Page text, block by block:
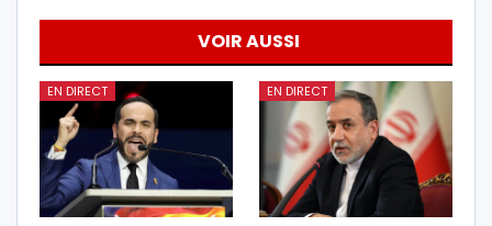
VOIR AUSSI
EN DIRECT EN DIRECT